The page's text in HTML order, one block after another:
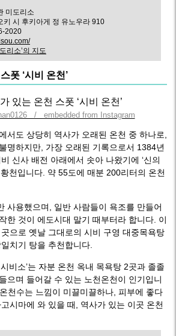
미도리소
키 시 후키아게 정 유노우라 910
2020
리소’의 지도
폿 ‘시비 온천’
/ embedded from Instagram
서도 상당히 역사가 오래된 온천 중 하나로,
명하지만, 가장 오래된 기록으로서 1384년
신사 배전 아래에서 솟아 나왔기에 ‘신의
천입니다. 약 55도에 매분 200리터의 온천
사용했으며, 일반 사람들이 욕조를 만들어
한 것이 에도시대 말기 때부터라 합니다. 이
으로 옛날 그대로의 시비 구영 대중목욕탕
치기 탕을 추천합니다.
비소’는 자분 온천 옥내 목욕탕 2곳과 졸졸
으며 들어갈 수 있는 노천온천이 인기입니
천수는 느낌이 미끌미끌하나, 피부에 좋다
시마에 와 있을 때, 역사가 있는 이곳 온천